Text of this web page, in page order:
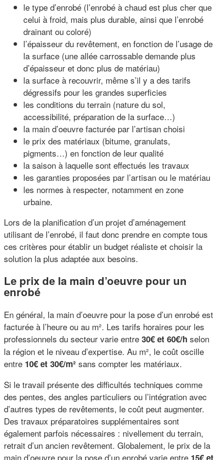
le type d’enrobé (l’enrobé à chaud est plus cher que
celui à froid, mais plus durable, ainsi que l’enrobé
drainant ou coloré)
l’épaisseur du revêtement, en fonction de l’usage de
la surface (une allée carrossable demande plus
d’épaisseur et donc plus de matériau)
la surface à recouvrir, même s’il y a des tarifs
dégressifs pour les grandes superficies
les conditions du terrain (nature du sol,
accessibilité, préparation de la surface…)
la main d’oeuvre facturée par l’artisan choisi
le prix des matériaux (bitume, granulats,
pigments…) en fonction de leur qualité
la saison à laquelle sont effectués les travaux
les garanties proposées par l’artisan ou le matériau
les normes à respecter, notamment en zone
urbaine.
Lors de la planification d’un projet d’aménagement
utilisant de l’enrobé, il faut donc prendre en compte tous
ces critères pour établir un budget réaliste et choisir la
solution la plus adaptée aux besoins.
Le prix de la main d’oeuvre pour un
enrobé
En général, la main d’oeuvre pour la pose d’un enrobé est
facturée à l’heure ou au m². Les tarifs horaires pour les
professionnels du secteur varie entre 30€ et 60€/h selon
la région et le niveau d’expertise. Au m², le coût oscille
entre 10€ et 30€/m² sans compter les matériaux.
Si le travail présente des difficultés techniques comme
des pentes, des angles particuliers ou l’intégration avec
d’autres types de revêtements, le coût peut augmenter.
Des travaux préparatoires supplémentaires sont
également parfois nécessaires : nivellement du terrain,
retrait d’un ancien revêtement. Globalement, le prix de la
main d’oeuvre pour la pose d’un enrobé varie entre 15€ et